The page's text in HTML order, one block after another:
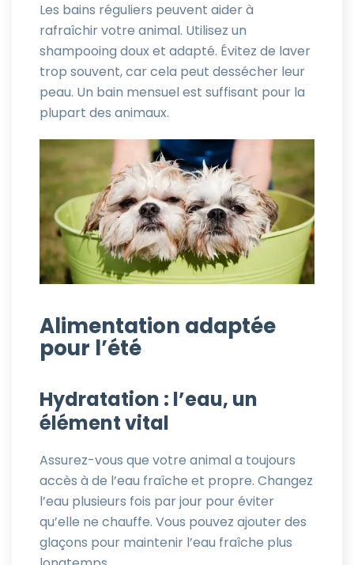
Les bains réguliers peuvent aider à
rafraîchir votre animal. Utilisez un
shampooing doux et adapté. Évitez de laver
trop souvent, car cela peut dessécher leur
peau. Un bain mensuel est suffisant pour la
plupart des animaux.
Alimentation adaptée
pour l’été
Hydratation : l’eau, un
élément vital
Assurez-vous que votre animal a toujours
accès à de l’eau fraîche et propre. Changez
l’eau plusieurs fois par jour pour éviter
qu’elle ne chauffe. Vous pouvez ajouter des
glaçons pour maintenir l’eau fraîche plus